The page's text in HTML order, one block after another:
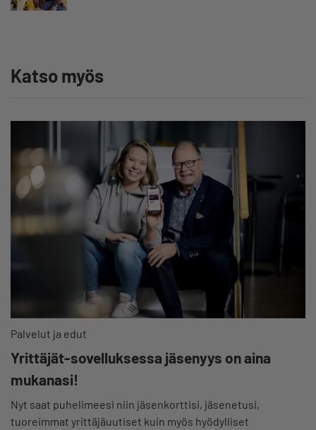
Katso myös
Palvelut ja edut
Yrittäjät-sovelluksessa jäsenyys on aina
mukanasi!
Nyt saat puhelimeesi niin jäsenkorttisi, jäsenetusi,
tuoreimmat yrittäjäuutiset kuin myös hyödylliset